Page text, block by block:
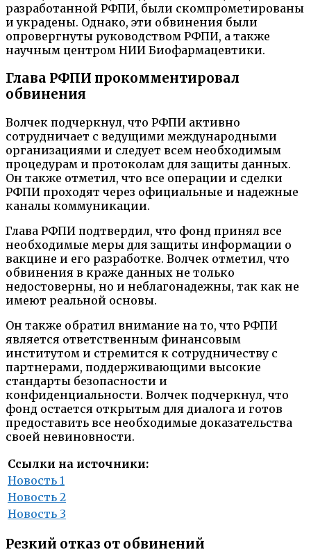
разработанной РФПИ, были скомпрометированы
и украдены. Однако, эти обвинения были
опровергнуты руководством РФПИ, а также
научным центром НИИ Биофармацевтики.
Глава РФПИ прокомментировал
обвинения
Волчек подчеркнул, что РФПИ активно
сотрудничает с ведущими международными
организациями и следует всем необходимым
процедурам и протоколам для защиты данных.
Он также отметил, что все операции и сделки
РФПИ проходят через официальные и надежные
каналы коммуникации.
Глава РФПИ подтвердил, что фонд принял все
необходимые меры для защиты информации о
вакцине и его разработке. Волчек отметил, что
обвинения в краже данных не только
недостоверны, но и неблагонадежны, так как не
имеют реальной основы.
Он также обратил внимание на то, что РФПИ
является ответственным финансовым
институтом и стремится к сотрудничеству с
партнерами, поддерживающими высокие
стандарты безопасности и
конфиденциальности. Волчек подчеркнул, что
фонд остается открытым для диалога и готов
предоставить все необходимые доказательства
своей невиновности.
Ссылки на источники:
Новость 1
Новость 2
Новость 3
Резкий отказ от обвинений